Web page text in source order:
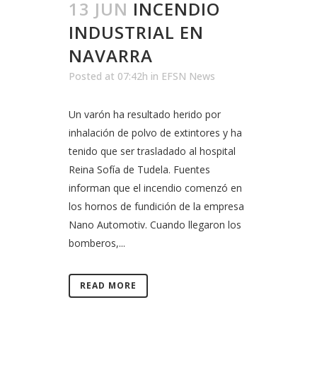
13 JUN INCENDIO
INDUSTRIAL EN
NAVARRA
Posted at 07:42h in EFSN News
Un varón ha resultado herido por
inhalación de polvo de extintores y ha
tenido que ser trasladado al hospital
Reina Sofía de Tudela. Fuentes
informan que el incendio comenzó en
los hornos de fundición de la empresa
Nano Automotiv. Cuando llegaron los
bomberos,...
READ MORE